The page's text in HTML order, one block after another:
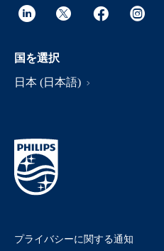
国を選択
日本 (日本語)
プライバシーに関する通知